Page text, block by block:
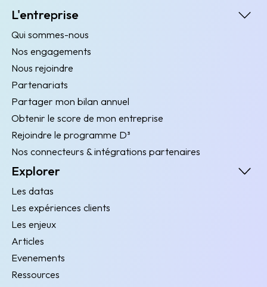
L'entreprise
Qui sommes-nous
Nos engagements
Nous rejoindre
Partenariats
Partager mon bilan annuel
Obtenir le score de mon entreprise
Rejoindre le programme D³
Nos connecteurs & intégrations partenaires
Explorer
Les datas
Les expériences clients
Les enjeux
Articles
Evenements
Ressources